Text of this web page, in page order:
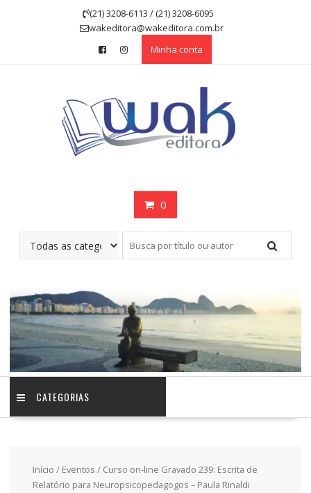
(21) 3208-6113 / (21) 3208-6095
wakeditora@wakeditora.com.br
Minha conta
0
CATEGORIAS
Início / Eventos / Curso on-line Gravado 239: Escrita de
Relatório para Neuropsicopedagogos – Paula Rinaldi